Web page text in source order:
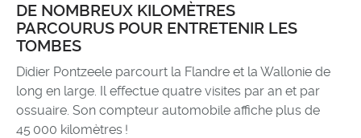
DE NOMBREUX KILOMÈTRES
PARCOURUS POUR ENTRETENIR LES
TOMBES
Didier Pontzeele parcourt la Flandre et la Wallonie de
long en large. Il effectue quatre visites par an et par
ossuaire. Son compteur automobile affiche plus de
45 000 kilomètres !